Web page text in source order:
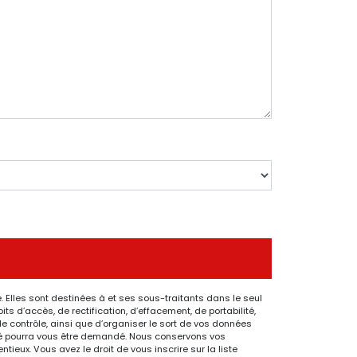
Elles sont destinées à et ses sous-traitants dans le seul
d’accès, de rectification, d’effacement, de portabilité,
contrôle, ainsi que d’organiser le sort de vos données
vous être demandé. Nous conservons vos
Vous avez le droit de vous inscrire sur la liste